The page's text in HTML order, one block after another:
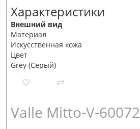
Характеристики
Внешний вид
Материал
Искусственная кожа
Цвет
Grey (Серый)
Valle Mitto-V-60072